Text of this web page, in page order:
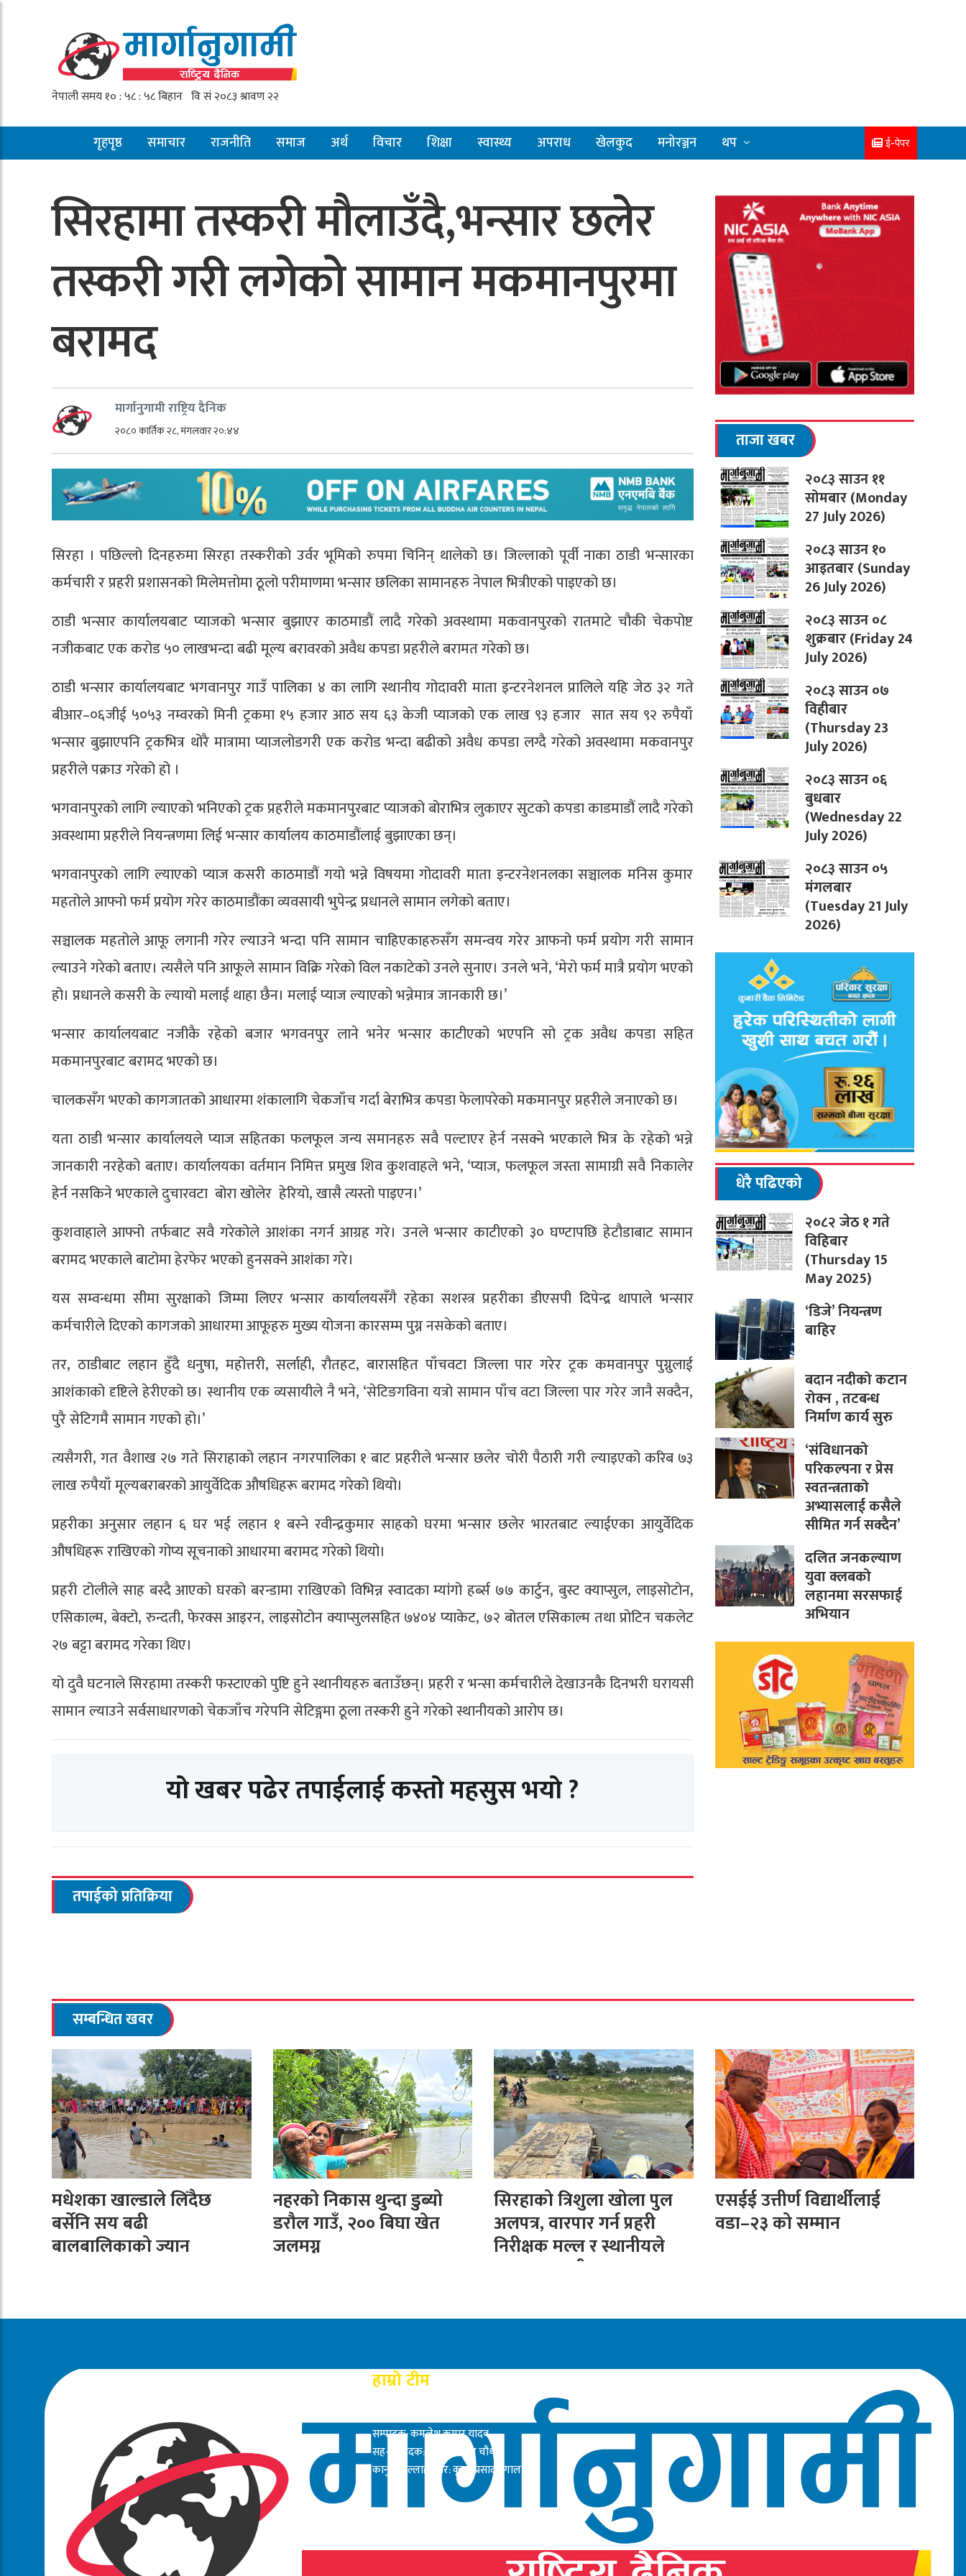
गृहपृष्ठ समाचार राजनीति समाज अर्थ विचार शिक्षा स्वास्थ्य अपराध खेलकुद मनोरञ्जन थप ई-पेपर
सिरहामा तस्करी मौलाउँदै,भन्सार छलेर
तस्करी गरी लगेको सामान मकमानपुरमा
बरामद
मार्गानुगामी राष्ट्रिय दैनिक
२०८० कार्तिक २८, मंगलवार २०:४४
सिरहा । पछिल्लो दिनहरुमा सिरहा तस्करीको उर्वर भूमिको रुपमा चिनिन् थालेको छ। जिल्लाको पूर्वी नाका ठाडी भन्सारका
कर्मचारी र प्रहरी प्रशासनको मिलेमत्तोमा ठूलो परीमाणमा भन्सार छलिका सामानहरु नेपाल भित्रीएको पाइएको छ।
ठाडी भन्सार कार्यालयबाट प्याजको भन्सार बुझाएर काठमाडौं लादै गरेको अवस्थामा मकवानपुरको रातमाटे चौकी चेकपोष्ट
नजीकबाट एक करोड ५० लाखभन्दा बढी मूल्य बरावरको अवैध कपडा प्रहरीले बरामत गरेको छ।
ठाडी भन्सार कार्यालयबाट भगवानपुर गाउँ पालिका ४ का लागि स्थानीय गोदावरी माता इन्टरनेशनल प्रालिले यहि जेठ ३२ गते
बीआर–०६जीई ५०५३ नम्वरको मिनी ट्रकमा १५ हजार आठ सय ६३ केजी प्याजको एक लाख ९३ हजार सात सय ९२ रुपैयाँ
भन्सार बुझाएपनि ट्रकभित्र थोरै मात्रामा प्याजलोडगरी एक करोड भन्दा बढीको अवैध कपडा लग्दै गरेको अवस्थामा मकवानपुर
प्रहरीले पक्राउ गरेको हो ।
भगवानपुरको लागि ल्याएको भनिएको ट्रक प्रहरीले मकमानपुरबाट प्याजको बोराभित्र लुकाएर सुटको कपडा काडमाडौं लादै गरेको
अवस्थामा प्रहरीले नियन्त्रणमा लिई भन्सार कार्यालय काठमाडौंलाई बुझाएका छन्।
भगवानपुरको लागि ल्याएको प्याज कसरी काठमाडौं गयो भन्ने विषयमा गोदावरी माता इन्टरनेशनलका सञ्चालक मनिस कुमार
महतोले आफ्नो फर्म प्रयोग गरेर काठमाडौंका व्यवसायी भुपेन्द्र प्रधानले सामान लगेको बताए।
सञ्चालक महतोले आफू लगानी गरेर ल्याउने भन्दा पनि सामान चाहिएकाहरुसँग समन्वय गरेर आफनो फर्म प्रयोग गरी सामान
ल्याउने गरेको बताए। त्यसैले पनि आफूले सामान विक्रि गरेको विल नकाटेको उनले सुनाए। उनले भने, ‘मेरो फर्म मात्रै प्रयोग भएको
हो। प्रधानले कसरी के ल्यायो मलाई थाहा छैन। मलाई प्याज ल्याएको भन्नेमात्र जानकारी छ।’
भन्सार कार्यालयबाट नजीकै रहेको बजार भगवनपुर लाने भनेर भन्सार काटीएको भएपनि सो ट्रक अवैध कपडा सहित
मकमानपुरबाट बरामद भएको छ।
चालकसँग भएको कागजातको आधारमा शंकालागि चेकजाँच गर्दा बेराभित्र कपडा फेलापरेको मकमानपुर प्रहरीले जनाएको छ।
यता ठाडी भन्सार कार्यालयले प्याज सहितका फलफूल जन्य समानहरु सवै पल्टाएर हेर्न नसक्ने भएकाले भित्र के रहेको भन्ने
जानकारी नरहेको बताए। कार्यालयका वर्तमान निमित्त प्रमुख शिव कुशवाहले भने, ‘प्याज, फलफूल जस्ता सामाग्री सवै निकालेर
हेर्न नसकिने भएकाले दुचारवटा बोरा खोलेर हेरियो, खासै त्यस्तो पाइएन।’
कुशवाहाले आफ्नो तर्फबाट सवै गरेकोले आशंका नगर्न आग्रह गरे। उनले भन्सार काटीएको ३० घण्टापछि हेटौडाबाट सामान
बरामद भएकाले बाटोमा हेरफेर भएको हुनसक्ने आशंका गरे।
यस सम्वन्धमा सीमा सुरक्षाको जिम्मा लिएर भन्सार कार्यालयसँगै रहेका सशस्त्र प्रहरीका डीएसपी दिपेन्द्र थापाले भन्सार
कर्मचारीले दिएको कागजको आधारमा आफूहरु मुख्य योजना कारसम्म पुग्न नसकेको बताए।
तर, ठाडीबाट लहान हुँदै धनुषा, महोत्तरी, सर्लाही, रौतहट, बारासहित पाँचवटा जिल्ला पार गरेर ट्रक कमवानपुर पुग्नुलाई
आशंकाको दृष्टिले हेरीएको छ। स्थानीय एक व्यसायीले नै भने, ‘सेटिङगविना यत्रो सामान पाँच वटा जिल्ला पार गरेर जानै सक्दैन,
पुरै सेटिगमै सामान गएको हो।’
त्यसैगरी, गत वैशाख २७ गते सिराहाको लहान नगरपालिका १ बाट प्रहरीले भन्सार छलेर चोरी पैठारी गरी ल्याइएको करिब ७३
लाख रुपैयाँ मूल्यबराबरको आयुर्वेदिक औषधिहरू बरामद गरेको थियो।
प्रहरीका अनुसार लहान ६ घर भई लहान १ बस्ने रवीन्द्रकुमार साहको घरमा भन्सार छलेर भारतबाट ल्याईएका आयुर्वेदिक
औषधिहरू राखिएको गोप्य सूचनाको आधारमा बरामद गरेको थियो।
प्रहरी टोलीले साह बस्दै आएको घरको बरन्डामा राखिएको विभिन्न स्वादका म्यांगो हर्ब्स ७७ कार्टुन, बुस्ट क्याप्सुल, लाइसोटोन,
एसिकाल्म, बेक्टो, रुन्दती, फेरक्स आइरन, लाइसोटोन क्याप्सुलसहित ७४०४ प्याकेट, ७२ बोतल एसिकाल्म तथा प्रोटिन चकलेट
२७ बट्टा बरामद गरेका थिए।
यो दुवै घटनाले सिरहामा तस्करी फस्टाएको पुष्टि हुने स्थानीयहरु बताउँछन्। प्रहरी र भन्सा कर्मचारीले देखाउनकै दिनभरी घरायसी
सामान ल्याउने सर्वसाधारणको चेकजाँच गरेपनि सेटिङ्गमा ठूला तस्करी हुने गरेको स्थानीयको आरोप छ।
यो खबर पढेर तपाईलाई कस्तो महसुस भयो ?
तपाईको प्रतिक्रिया
ताजा खबर
२०८३ साउन ११
सोमबार (Monday
27 July 2026)
२०८३ साउन १०
आइतबार (Sunday
26 July 2026)
२०८३ साउन ०८
शुक्रबार (Friday 24
July 2026)
२०८३ साउन ०७
विहीबार
(Thursday 23
July 2026)
२०८३ साउन ०६
बुधबार
(Wednesday 22
July 2026)
२०८३ साउन ०५
मंगलबार
(Tuesday 21 July
2026)
धेरै पढिएको
२०८२ जेठ १ गते
विहिबार
(Thursday 15
May 2025)
‘डिजे’ नियन्त्रण
बाहिर
बदान नदीको कटान
रोक्न , तटबन्ध
निर्माण कार्य सुरु
‘संविधानको
परिकल्पना र प्रेस
स्वतन्त्रताको
अभ्यासलाई कसैले
सीमित गर्न सक्दैन’
दलित जनकल्याण
युवा क्लबको
लहानमा सरसफाई
अभियान
सम्बन्धित खवर
मधेशका खाल्डाले लिँदैछ
बर्सेनि सय बढी
बालबालिकाको ज्यान
नहरको निकास थुन्दा डुब्यो
डरौल गाउँ, २०० बिघा खेत
जलमग्न
सिरहाको त्रिशुला खोला पुल
अलपत्र, वारपार गर्न प्रहरी
निरीक्षक मल्ल र स्थानीयले
बनाए अस्थायी पुल
एसईई उत्तीर्ण विद्यार्थीलाई
वडा–२३ को सम्मान
हाम्रो टीम
सम्पादक: कमलेश कुमार यादव
सह-सम्पादक: सत्य नारायण चौधरी
कानुनी सल्लाहाकार: कृष्ण प्रसाद दंगाल